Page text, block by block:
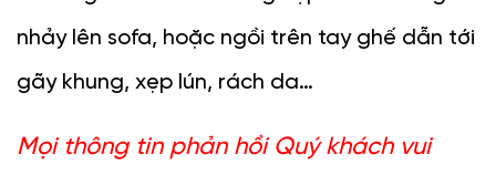
nhảy lên sofa, hoặc ngồi trên tay ghế dẫn tới
gãy khung, xẹp lún, rách da…
Mọi thông tin phản hồi Quý khách vui